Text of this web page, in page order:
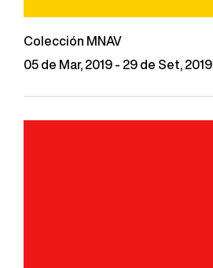
Colección MNAV
05 de Mar, 2019 - 29 de Set, 2019